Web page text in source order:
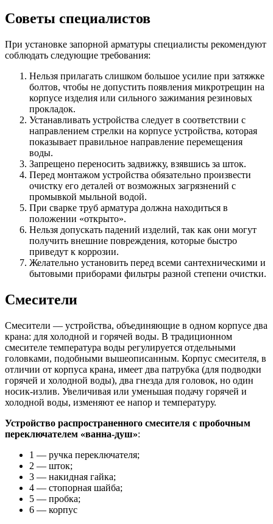
Советы специалистов
При установке запорной арматуры специалисты рекомендуют
соблюдать следующие требования:
Нельзя прилагать слишком большое усилие при затяжке
болтов, чтобы не допустить появления микротрещин на
корпусе изделия или сильного зажимания резиновых
прокладок.
Устанавливать устройства следует в соответствии с
направлением стрелки на корпусе устройства, которая
показывает правильное направление перемещения
воды.
Запрещено переносить задвижку, взявшись за шток.
Перед монтажом устройства обязательно произвести
очистку его деталей от возможных загрязнений с
промывкой мыльной водой.
При сварке труб арматура должна находиться в
положении «открыто».
Нельзя допускать падений изделий, так как они могут
получить внешние повреждения, которые быстро
приведут к коррозии.
Желательно установить перед всеми сантехническими и
бытовыми приборами фильтры разной степени очистки.
Смесители
Смесители — устройства, объединяющие в одном корпусе два
крана: для холодной и горячей воды. В традиционном
смесителе температура воды регулируется отдельными
головками, подобными вышеописанным. Корпус смесителя, в
отличии от корпуса крана, имеет два патрубка (для подводки
горячей и холодной воды), два гнезда для головок, но один
носик-излив. Увеличивая или уменьшая подачу горячей и
холодной воды, изменяют ее напор и температуру.
Устройство распространенного смесителя с пробочным
переключателем «ванна-душ»:
1 — ручка переключателя;
2 — шток;
3 — накидная гайка;
4 — стопорная шайба;
5 — пробка;
6 — корпус